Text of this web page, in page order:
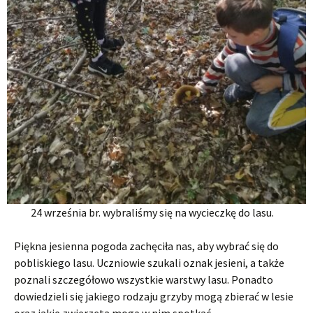
24 września br. wybraliśmy się na wycieczkę do lasu.
Piękna jesienna pogoda zachęciła nas, aby wybrać się do
pobliskiego lasu. Uczniowie szukali oznak jesieni, a także
poznali szczegółowo wszystkie warstwy lasu. Ponadto
dowiedzieli się jakiego rodzaju grzyby mogą zbierać w lesie